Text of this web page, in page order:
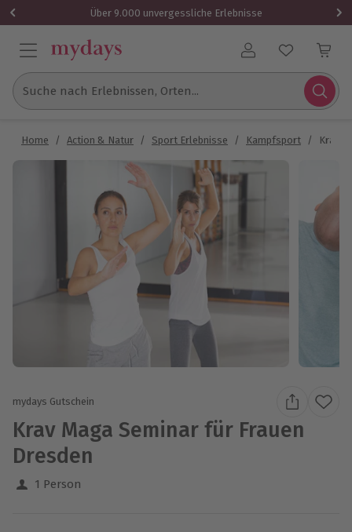
Über 9.000 unvergessliche Erlebnisse
Benutzerkonto
Suche nach Erlebnissen, Orten...
Home / Action & Natur / Sport Erlebnisse / Kampfsport / Krav
mydays Gutschein
Krav Maga Seminar für Frauen
Dresden
1 Person